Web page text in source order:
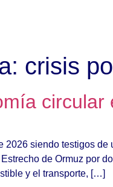
crisis
circular
2026 siendo testigos
de Ormuz por
y el transporte, […]